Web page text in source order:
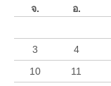
จ. อ.
3
4
10
11